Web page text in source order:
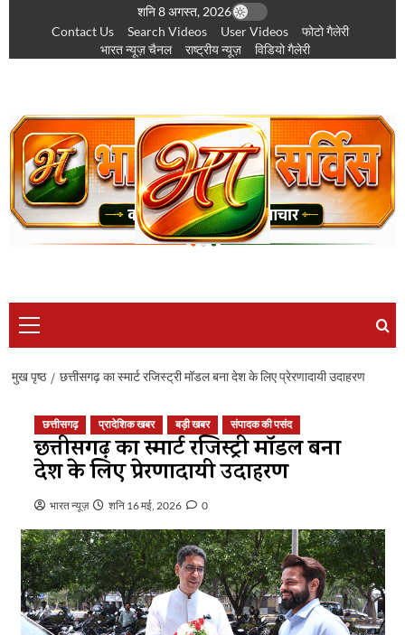
पर
शनि 8 अगस्त, 2026
Contact Us
Search Videos User Videos
फोटो गैलेरी
भारत न्यूज़ चैनल
राष्ट्रीय न्यूज़ विडियो गैलेरी
सूची
मुख पृष्ठ छत्तीसगढ़ का स्मार्ट रजिस्ट्री मॉडल बना देश के लिए प्रेरणादायी उदाहरण
छत्तीसगढ़ प्रादेशिक खबर बड़ी खबर संपादक की पसंद
छत्तीसगढ़ का स्मार्ट रजिस्ट्री मॉडल बना
देश के लिए प्रेरणादायी उदाहरण
भारत न्यूज़ शनि 16 मई, 2026 0